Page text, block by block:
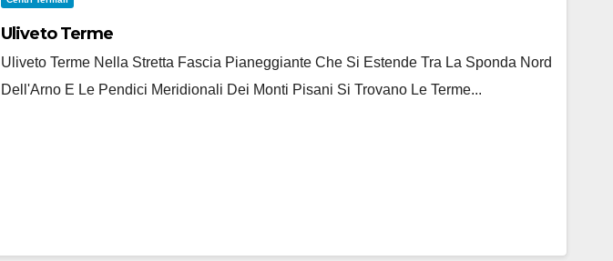
Uliveto Terme
Uliveto Terme Nella Stretta Fascia Pianeggiante Che Si Estende Tra La Sponda Nord
Dell'Arno E Le Pendici Meridionali Dei Monti Pisani Si Trovano Le Terme...